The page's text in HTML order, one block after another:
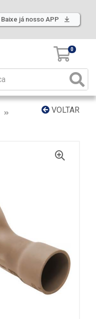
Baixe já nosso APP
0
VOLTAR